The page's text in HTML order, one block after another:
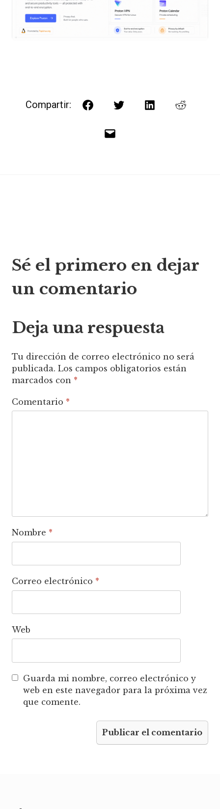
Compartir: FacebookTwitterLinkedInReddit
Correo
de
Sé el primero en dejar
un comentario
Deja una respuesta
Tu dirección de correo electrónico no será
publicada. Los campos obligatorios están
marcados con *
Comentario *
Nombre *
Correo electrónico *
Web
Guarda mi nombre, correo electrónico y
web en este navegador para la próxima vez
que comente.